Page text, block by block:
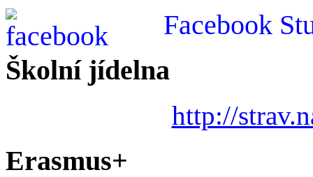
Facebook
Školní jídelna
http://
Erasmus+